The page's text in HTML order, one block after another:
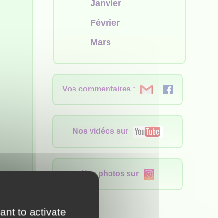
ici :
Janvier
Février
Mars
Vos commentaires :
Nos vidéos sur
Nos photos sur
to activate